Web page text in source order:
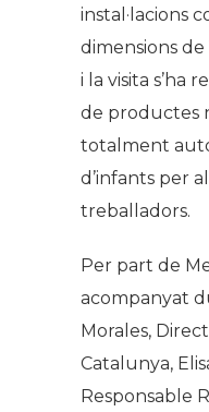
instal·lacions
dimensions
i la visita s’ha
de productes
totalment
d’infants per
treballadors.
Per part de
acompanyat
Morales,
Catalunya,
Responsable